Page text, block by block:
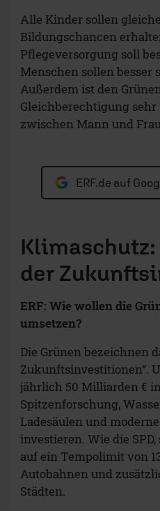
Alle Kinder sollen
Bildungschancen
Pflegeversorgung soll
Menschen sollen besser
Außerdem ist den
Gleichberechtigung
zwischen Mann und
ERF.de auf
der
ERF: Wie wollen die
umsetzen?
Die Grünen bezeichnen
Zukunftsinvestitionen“.
jährlich 50 Milliarden €
Spitzenforschung,
Ladesäulen und
investieren. Wie die
auf ein Tempolimit von
Autobahnen und
Städten.